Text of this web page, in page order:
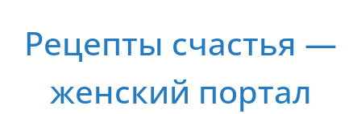
содержимому
Рецепты счастья —
женский портал